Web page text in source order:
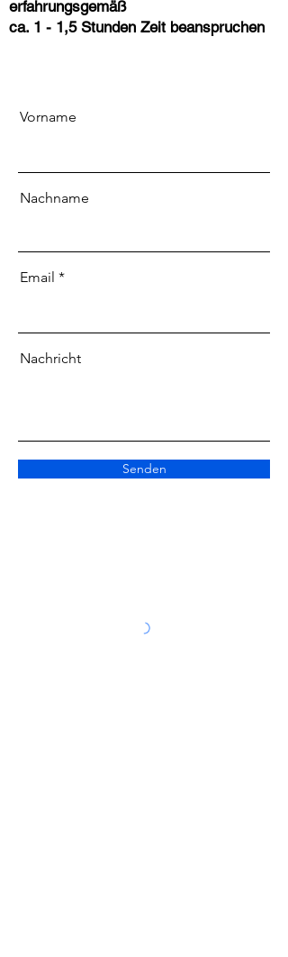
erfahrungsgemäß
ca. 1 - 1,5 Stunden Zeit beanspruchen
Vorname
Nachname
Email
Nachricht
Senden